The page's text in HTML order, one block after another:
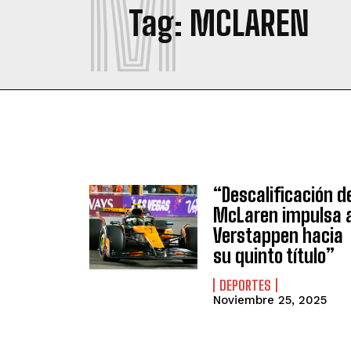
Tag: MCLAREN
“Descalificación
McLaren impulsa
Verstappen hacia
su quinto título”
DEPORTES
Noviembre 25, 2025